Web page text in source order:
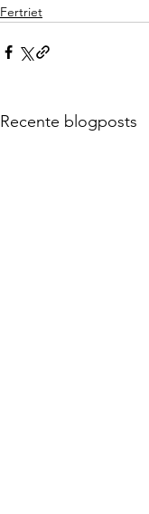
Fertriet
Recente blogposts